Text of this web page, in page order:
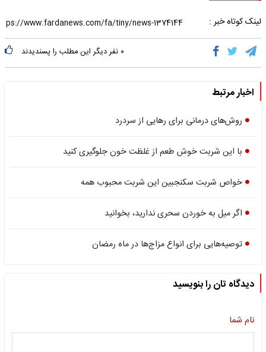
لینک کوتاه خبر :
۰ نفر دیگر این مطلب را پسندیدند
اخبار مرتبط
روش‌های درمانی برای رهایی از سردرد
با این شربت خوش طعم از غلظت خون جلوگیری کنید
خواص شربت سکنجبین این شربت محبوب همه
اگر میل به خوردن سحری ندارید، بخوانید
توصیه‌هایی برای انواع مزاج‌ها در ماه رمضان
دیدگاه تان را بنویسید
نام شما